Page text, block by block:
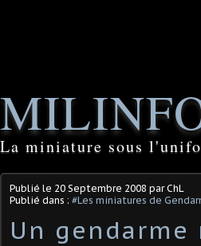
La miniature sous
Publié le 20 Septembre 2008 par ChL
Publié dans : #Les miniatures de
Un